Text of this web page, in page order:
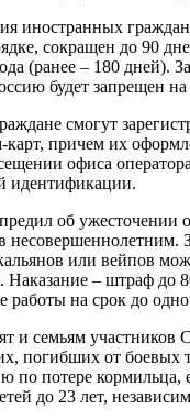
иностранных
сокращен до 90
(ранее – 180 дней).
будет запрещен на
смогут
карт, причем их
офиса
идентификации.
об ужесточении
несовершеннолетним.
или вейпов
Наказание – штраф до
работы на срок до
и семьям
погибших от боевых
по потере кормильца,
до 23 лет,